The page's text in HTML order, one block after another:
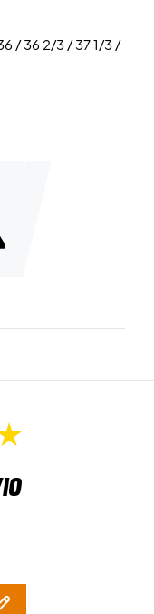
on oransseja
tyylikkään
/ 36 2/3 / 37 1/3 /